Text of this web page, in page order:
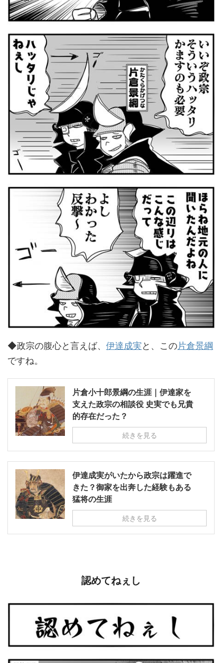
◆政宗の腹心と言えば、 伊達成実と、この片倉景綱
ですね。
片倉小十郎景綱の生涯｜伊達家を
支えた政宗の相談役 史実でも兄貴
的存在だった？
続きを見る
伊達成実がいたから政宗は躍進で
きた？御家を出奔した経験もある
猛将の生涯
続きを見る
認めてねぇし